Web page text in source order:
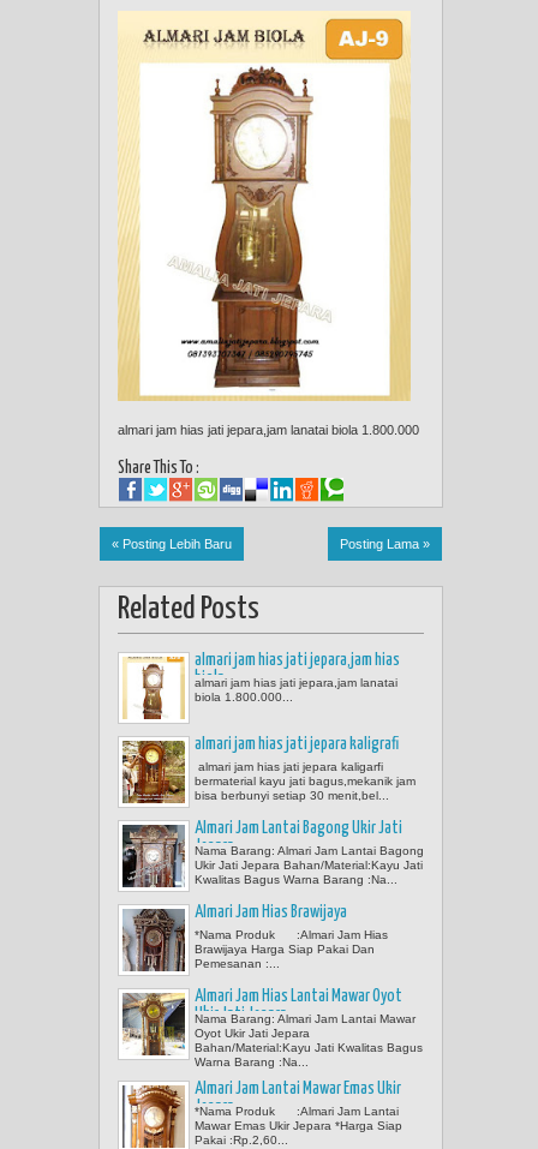
almari jam hias jati jepara,jam lanatai biola 1.800.000
Share This To :
« Posting Lebih Baru Posting Lama »
Related Posts
almari jam hias jati jepara,jam hias
biola
almari jam hias jati jepara,jam lanatai
biola 1.800.000...
almari jam hias jati jepara kaligrafi
almari jam hias jati jepara kaligarfi
bermaterial kayu jati bagus,mekanik jam
bisa berbunyi setiap 30 menit,bel...
Almari Jam Lantai Bagong Ukir Jati
Jepara
Nama Barang: Almari Jam Lantai Bagong
Ukir Jati Jepara Bahan/Material:Kayu Jati
Kwalitas Bagus Warna Barang :Na...
Almari Jam Hias Brawijaya
*Nama Produk :Almari Jam Hias
Brawijaya Harga Siap Pakai Dan
Pemesanan :...
Almari Jam Hias Lantai Mawar Oyot
Ukir Jati Jepara
Nama Barang: Almari Jam Lantai Mawar
Oyot Ukir Jati Jepara
Bahan/Material:Kayu Jati Kwalitas Bagus
Warna Barang :Na...
Almari Jam Lantai Mawar Emas Ukir
Jepara
*Nama Produk :Almari Jam Lantai
Mawar Emas Ukir Jepara *Harga Siap
Pakai :Rp.2,60...